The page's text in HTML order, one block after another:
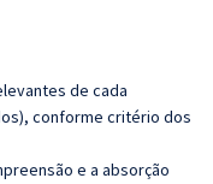
de cada
conforme critério dos
e a absorção